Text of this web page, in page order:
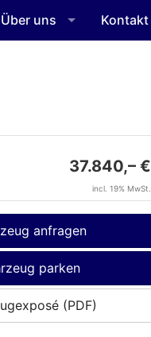
Über uns Kontakt
37.840,– €
incl. 19% MwSt.
anfragen
parken
(PDF)